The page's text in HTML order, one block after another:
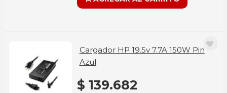
Cargador HP 19.5v 7.7A 150W Pin
Azul
$ 139.682